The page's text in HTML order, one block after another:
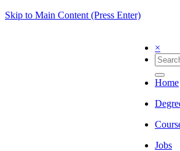
Skip to Main Content (Press Enter)
×
Home
Jobs